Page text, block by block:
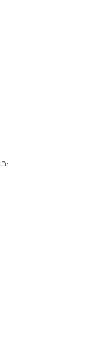
حتى يحكم القاضي بأن الفعل جريمة سب تستحق عقاب المتهم لا بد أن تكون بنيت على ثلاثة أركان أساسية غير استيفاء شروط رفع دعوى سب وشتم في السعودية، وهم: